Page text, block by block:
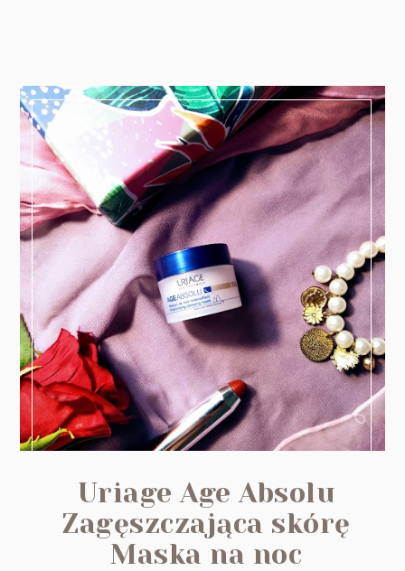
Uriage Age Absolu
Zagęszczająca skórę
Maska na noc